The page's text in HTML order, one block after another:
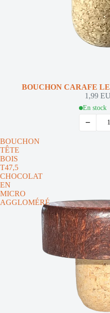
BOUCHON CARAFE
1,99
En stock
−
BOUCHON
TÊTE
BOIS
T47,5
CHOCOLAT
EN
MICRO
AGGLOMÉRÉ